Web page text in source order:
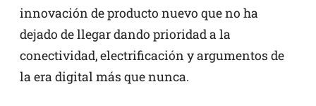
innovación de producto nuevo que no ha
dejado de llegar dando prioridad a la
conectividad, electrificación y argumentos de
la era digital más que nunca.